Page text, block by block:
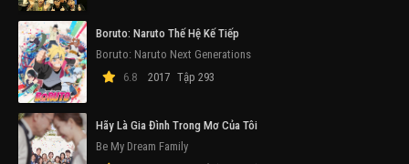
Boruto: Naruto Thế Hệ Kế Tiếp
Boruto: Naruto Next Generations
6.8
2017 Tập 293
Hãy Là Gia Đình Trong Mơ Của Tôi
Be My Dream Family